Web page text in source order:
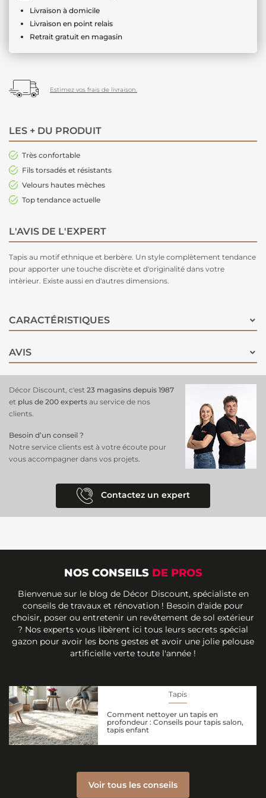
Livraison à domicile
Livraison en point relais
Retrait gratuit en magasin
Estimez vos frais de livraison.
LES + DU PRODUIT
Très confortable
Fils torsadés et résistants
Velours hautes mèches
Top tendance actuelle
L'AVIS DE L'EXPERT
Tapis au motif ethnique et berbère. Un style complètement tendance
pour apporter une touche discrète et d'originalité dans votre
intèrieur. Existe aussi en d'autres dimensions.
CARACTÉRISTIQUES
AVIS
Décor Discount, c'est 23 magasins depuis 1987
et plus de 200 experts au service de nos
clients.
Besoin d’un conseil ?
Notre service clients est à votre écoute pour
vous accompagner dans vos projets.
Contactez un expert
NOS CONSEILS DE PROS
Bienvenue sur le blog de Décor Discount, spécialiste en
conseils de travaux et rénovation ! Besoin d'aide pour
choisir, poser ou entretenir un revêtement de sol extérieur
? Nos experts vous libèrent ici tous leurs secrets spécial
gazon pour avoir les bons gestes et avoir une jolie pelouse
artificielle verte toute l'année !
Tapis
Comment nettoyer un tapis en
profondeur : Conseils pour tapis salon,
tapis enfant
Voir tous les conseils